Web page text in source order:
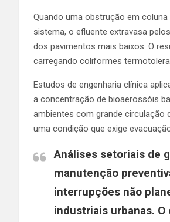
Quando uma obstrução em
sistema, o efluente extravasa
dos pavimentos mais baixos. O
carregando coliformes
Estudos de engenharia clínica
a concentração de bioaerossóis
ambientes com grande
uma condição que exige
Análises setoriais de
manutenção
interrupções não
industriais urbanas.